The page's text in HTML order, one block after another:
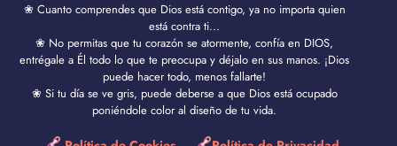
❀ Cuanto comprendes que Dios está contigo, ya no importa quien
está contra ti...
❀ No permitas que tu corazón se atormente, confía en DIOS,
entrégale a Él todo lo que te preocupa y déjalo en sus manos. ¡Dios
puede hacer todo, menos fallarte!
❀ Si tu día se ve gris, puede deberse a que Dios está ocupado
poniéndole color al diseño de tu vida.